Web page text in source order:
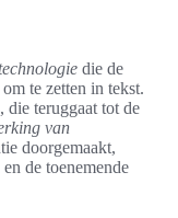
die de
te zetten in tekst.
die teruggaat tot de
van
doorgemaakt,
de toenemende